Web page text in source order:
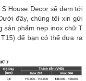
House Decor sẽ đem tới
đây, chúng tôi xin gửi
sản phẩm nẹp inox chữ T
để bạn có thể đưa ra